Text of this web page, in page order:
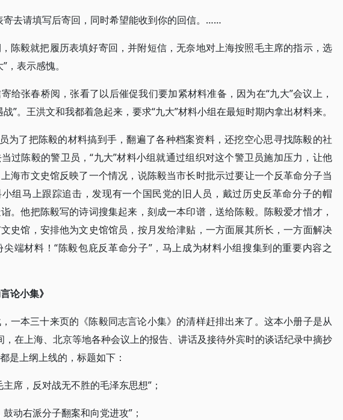
寄去请填写后寄回，同时希望能收到你的回信。……
陈毅就把履历表填好寄回，并附短信，无奈地对上海按照毛主席的指示，选
，表示感愧。
给张春桥阅，张看了以后催促我们要加紧材料准备，因为在“九大”会议上，
”。王洪文和我都着急起来，要求“九大”材料小组在最短时期内拿出材料来。
为了把陈毅的材料搞到手，翻遍了各种档案资料，还挖空心思寻找陈毅的社
过陈毅的警卫员，“九大”材料小组就通过组织对这个警卫员施加压力，让他
海市文史馆反映了一个情况，说陈毅当市长时批示过要让一个反革命分子当
组马上跟踪追击，发现有一个国民党的旧人员，戴过历史反革命分子的帽
。他把陈毅写的诗词搜集起来，刻成一本印谱，送给陈毅。陈毅爱才惜才，
史馆，安排他为文史馆馆员，按月发给津贴，一方面展其所长，一方面解决
端材料！“陈毅包庇反革命分子”，马上成为材料小组搜集到的重要内容之
论小集》
一本三十来页的《陈毅同志言论小集》的清样赶排出来了。这本小册子是从
在上海、北京等地各种会议上的报告、讲话及接待外宾时的谈话纪录中摘抄
是上纲上线的，标题如下：
席，反对战无不胜的毛泽东思想”；
动右派分子翻案和向党进攻”；